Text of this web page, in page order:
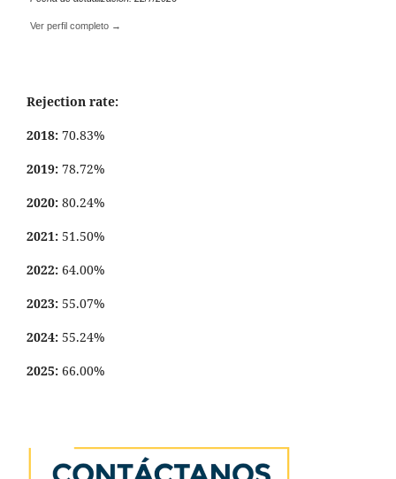
Ver perfil completo →
Rejection rate:
2018: 70.83%
2019: 78.72%
2020: 80.24%
2021: 51.50%
2022: 64.00%
2023: 55.07%
2024: 55.24%
2025: 66.00%